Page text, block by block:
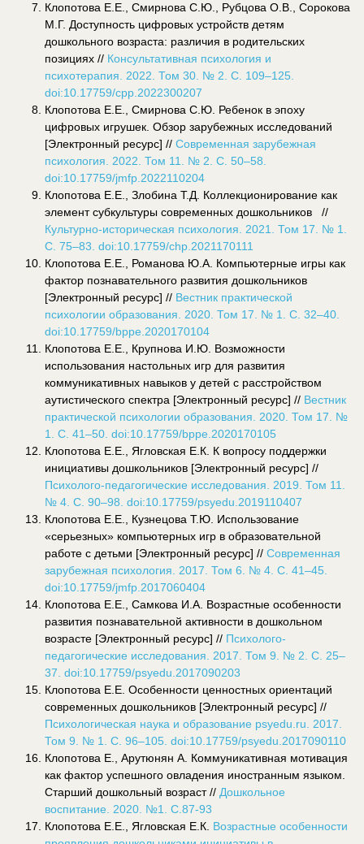
Клопотова Е.Е., Смирнова С.Ю., Рубцова О.В., Сорокова
М.Г. Доступность цифровых устройств детям
дошкольного возраста: различия в родительских
позициях // Консультативная психология и
психотерапия. 2022. Том 30. № 2. С. 109–125.
doi:10.17759/cpp.2022300207
Клопотова Е.Е., Смирнова С.Ю. Ребенок в эпоху
цифровых игрушек. Обзор зарубежных исследований
[Электронный ресурс] // Современная зарубежная
психология. 2022. Том 11. № 2. С. 50–58.
doi:10.17759/jmfp.2022110204
Клопотова Е.Е., Злобина Т.Д. Коллекционирование как
элемент субкультуры современных дошкольников //
Культурно-историческая психология. 2021. Том 17. № 1.
С. 75–83. doi:10.17759/chp.2021170111
Клопотова Е.Е., Романова Ю.А. Компьютерные игры как
фактор познавательного развития дошкольников
[Электронный ресурс] // Вестник практической
психологии образования. 2020. Том 17. № 1. С. 32–40.
doi:10.17759/bppe .2020170104
Клопотова Е.Е., Крупнова И.Ю. Возможности
использования настольных игр для развития
коммуникативных навыков у детей с расстройством
аутистического спектра [Электронный ресурс] // Вестник
практической психологии образования. 2020. Том 17. №
1. С. 41–50. doi:10.17759/bppe .2020170105
Клопотова Е.Е., Ягловская Е.К. К вопросу поддержки
инициативы дошкольников [Электронный ресурс] //
Психолого-педагогические исследования. 2019. Том 11.
№ 4. С. 90–98. doi:10.17759/psyedu .2019110407
Клопотова Е.Е., Кузнецова Т.Ю. Использование
«серьезных» компьютерных игр в образовательной
работе с детьми [Электронный ресурс] // Современная
зарубежная психология. 2017. Том 6. № 4. С. 41–45.
doi:10.17759/jmfp .2017060404
Клопотова Е.Е., Самкова И.А. Возрастные особенности
развития познавательной активности в дошкольном
возрасте [Электронный ресурс] // Психолого-
педагогические исследования. 2017. Том 9. № 2. С. 25–
37. doi:10.17759/psyedu .2017090203
Клопотова Е.Е. Особенности ценностных ориентаций
современных дошкольников [Электронный ресурс] //
Психологическая наука и образование psyedu ru . 2017.
Том 9. № 1. С. 96–105. doi:10.17759/psyedu .2017090110
Клопотова Е., Арутюнян А. Коммуникативная мотивация
как фактор успешного овладения иностранным языком.
Старший дошкольный возраст // Дошкольное
воспитание. 2020. №1. С.87-93
Клопотова Е.Е., Ягловская Е.К. Возрастные особенности